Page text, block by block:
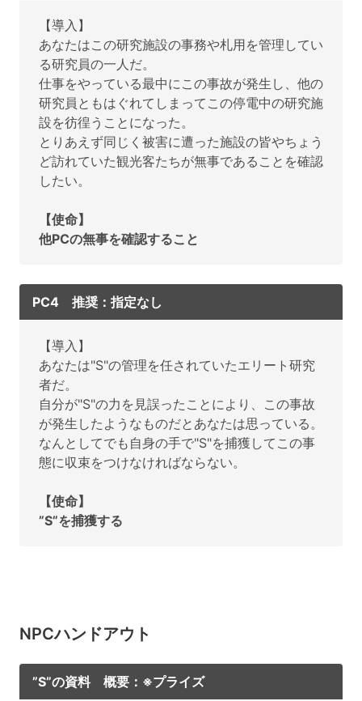
【導入】
あなたはこの研究施設の事務や札用を管理してい
る研究員の一人だ。
仕事をやっている最中にこの事故が発生し、他の
研究員ともはぐれてしまってこの停電中の研究施
設を彷徨うことになった。
とりあえず同じく被害に遭った施設の皆やちょう
ど訪れていた観光客たちが無事であることを確認
したい。
【使命】
他PCの無事を確認すること
PC4 推奨：指定なし
【導入】
あなたは"S"の管理を任されていたエリート研究
者だ。
自分が"S"の力を見誤ったことにより、この事故
が発生したようなものだとあなたは思っている。
なんとしてでも自身の手で"S"を捕獲してこの事
態に収束をつけなければならない。
【使命】
”S”を捕獲する
NPCハンドアウト
”S”の資料 概要：※プライズ